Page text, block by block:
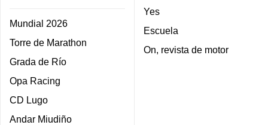
Mundial 2026
Torre de Marathon
Grada de Río
Opa Racing
CD Lugo
Andar Miudiño
Yes
Escuela
On, revista de motor